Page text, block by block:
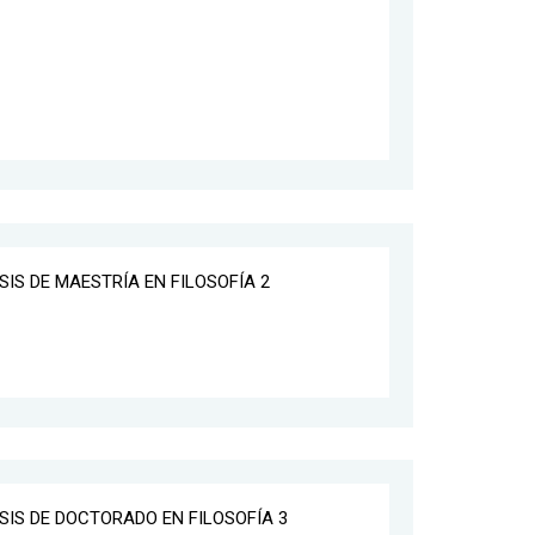
DE MAESTRÍA EN FILOSOFÍA 2
DE DOCTORADO EN FILOSOFÍA 3